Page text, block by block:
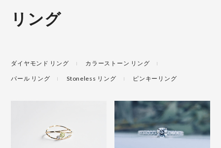
リング
ダイヤモンド リング カラーストーン リング
パール リング Stoneless リング ピンキーリング